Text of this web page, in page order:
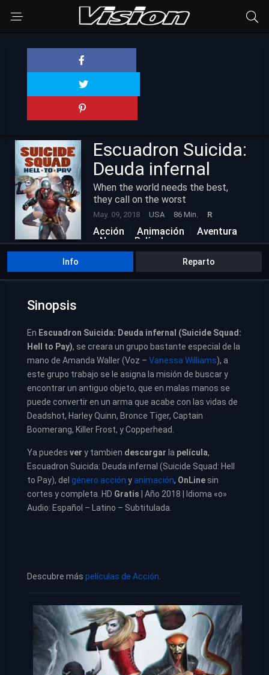
Escuadron Suicida:
Deuda infernal
When the world needs the best,
they call on the worst
May. 09, 2018 USA 86 Min. R
Acción Animación
Aventura
Nuevas Películas
Info Reparto
Sinopsis
En Escuadron Suicida: Deuda infernal (Suicide Squad:
Hell to Pay), se creara un grupo bastante especial de la
mano de Amanda Waller (Voz – Vanessa Williams), a
este grupo trabajo se le asigna la misión de buscar y
encontrar un antiguo objeto, que en malas manos se
puede convertir en un arma que acabe con las vidas de
Deadshot, Harley Quinn, Bronce Tiger, Captain
Boomerang, Killer Frost, y Copperhead.
Ya puedes ver y tambien descargar la película,
Escuadron Suicida: Deuda infernal (Suicide Squad: Hell
to Pay), del género acción yanimación, OnLine sin
cortes y completa. HD Gratis | Año 2018 | Idioma «o»
Audio: Español – Latino – Subtitulada.
Descubre más películas de Acción